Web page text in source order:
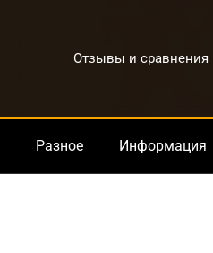
Отзывы и сравнения
Разное Информация